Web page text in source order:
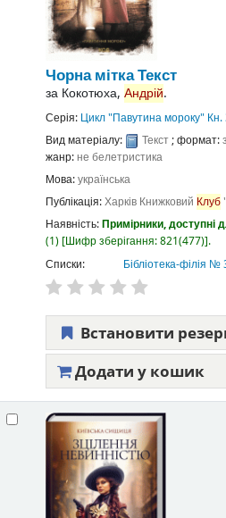
Чорна міткаТекст
за Кокотюха, Андрій.
Серія: Цикл "Павутина мороку" Кн.
Вид матеріалу:
Текст; формат:
жанр:не белетристика
Мова:українська
Публікація:Харків Книжковий Клуб"
Наявність:Примірники, доступні
(1) Шифр зберігання:821(477) .
Списки:
Бібліотека-філія №
Встановити
Додати у кошик